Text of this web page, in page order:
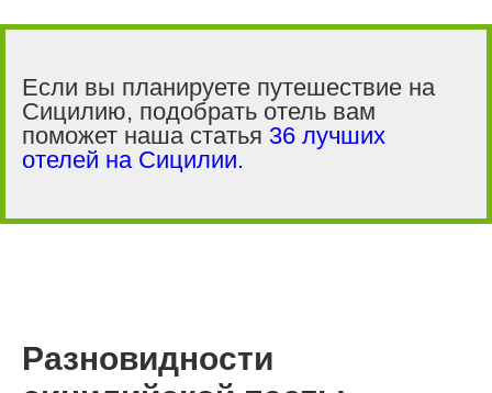
Если вы планируете путешествие на
Сицилию, подобрать отель вам
поможет наша статья 36 лучших
отелей на Сицилии.
Разновидности